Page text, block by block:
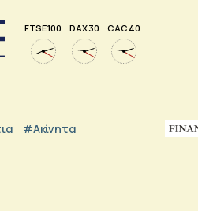
FTSE 100 DAX 30 CAC 40
#Ακίνητα